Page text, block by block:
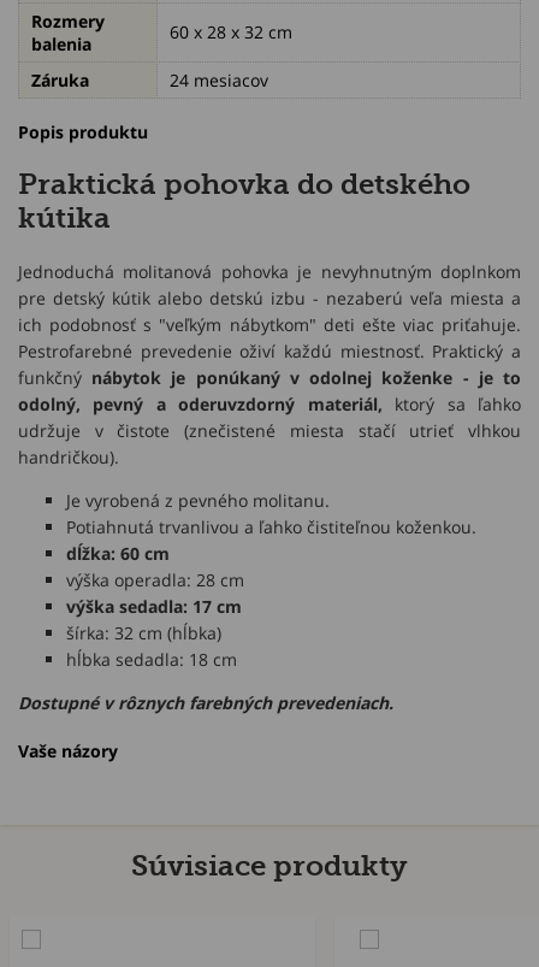
Rozmery
balenia
60 x 28 x 32 cm
Záruka 24 mesiacov
Popis produktu
Praktická pohovka do detského
kútika
Jednoduchá molitanová pohovka je nevyhnutným doplnkom
pre detský kútik alebo detskú izbu - nezaberú veľa miesta a
ich podobnosť s "veľkým nábytkom" deti ešte viac priťahuje.
Pestrofarebné prevedenie oživí každú miestnosť. Praktický a
funkčný nábytok je ponúkaný v odolnej koženke - je to
odolný, pevný a oderuvzdorný materiál, ktorý sa ľahko
udržuje v čistote (znečistené miesta stačí utrieť vlhkou
handričkou).
Je vyrobená z pevného molitanu.
Potiahnutá trvanlivou a ľahko čistiteľnou koženkou.
dĺžka: 60 cm
výška operadla: 28 cm
výška sedadla: 17 cm
šírka: 32 cm (hĺbka)
hĺbka sedadla: 18 cm
Dostupné v rôznych farebných prevedeniach.
Vaše názory
Súvisiace produkty